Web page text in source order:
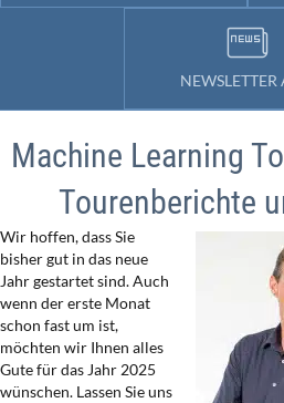
NEWSLETTER
Machine Learning
Tourenberichte
Wir hoffen, dass Sie
bisher gut in das neue
Jahr gestartet sind. Auch
wenn der erste Monat
schon fast um ist,
möchten wir Ihnen alles
Gute für das Jahr 2025
wünschen. Lassen Sie uns